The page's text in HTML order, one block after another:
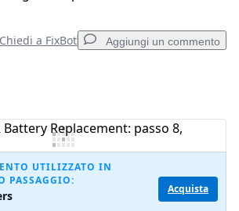
Chiedi a FixBot Aggiungi un commento
Pubblica commento
UTILIZZATO IN
PASSAGGIO:
Acquista